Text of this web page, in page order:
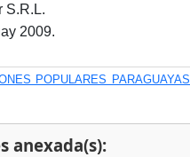
S.R.L.
2009.
POPULARES
anexada(s):